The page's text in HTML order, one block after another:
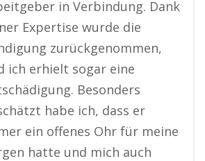
in Verbindung. Dank
Expertise wurde die
zurückgenommen,
ich erhielt sogar eine
Besonders
habe ich, dass er
ein offenes Ohr für meine
hatte und mich auch